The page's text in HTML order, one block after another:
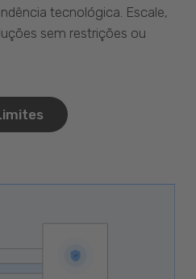
tecnológica. Escale,
sem restrições ou